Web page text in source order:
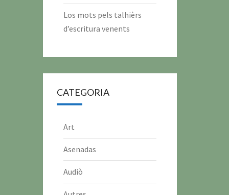
Los mots pels talhièrs
d’escritura venents
CATEGORIA
Art
Asenadas
Audiò